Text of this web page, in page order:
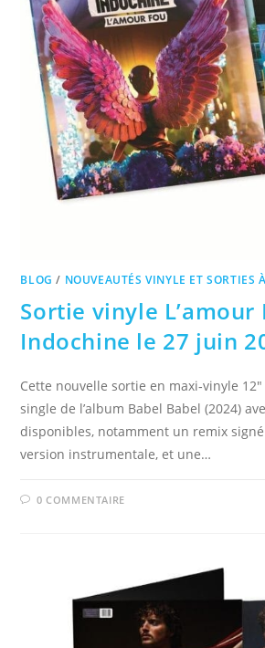
BLOG / NOUVEAUTÉS VINYLE ET SORTIES
Sortie vinyle L’amour
Indochine le 27 juin
Cette nouvelle sortie en maxi‑vinyle
single de l’album Babel Babel (2024)
disponibles, notamment un remix signé
version instrumentale, et une…
0 COMMENTAIRE